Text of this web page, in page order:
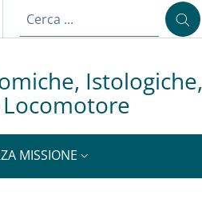
Istologiche,
MISSIONE